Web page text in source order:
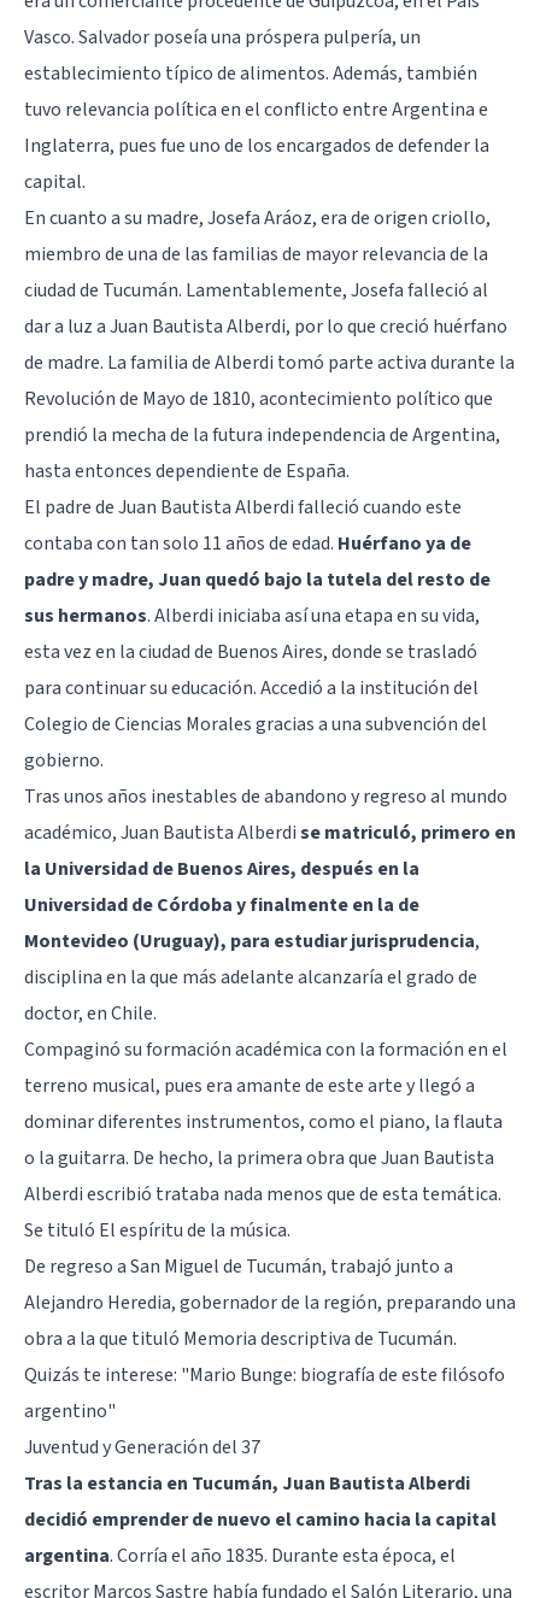
Vasco. Salvador poseía una próspera pulpería, un
establecimiento típico de alimentos. Además, también
tuvo relevancia política en el conflicto entre Argentina e
Inglaterra, pues fue uno de los encargados de defender la
capital.
En cuanto a su madre, Josefa Aráoz, era de origen criollo,
miembro de una de las familias de mayor relevancia de la
ciudad de Tucumán. Lamentablemente, Josefa falleció al
dar a luz a Juan Bautista Alberdi, por lo que creció huérfano
de madre. La familia de Alberdi tomó parte activa durante la
Revolución de Mayo de 1810, acontecimiento político que
prendió la mecha de la futura independencia de Argentina,
hasta entonces dependiente de España.
El padre de Juan Bautista Alberdi falleció cuando este
contaba con tan solo 11 años de edad. Huérfano ya de
padre y madre, Juan quedó bajo la tutela del resto de
sus hermanos. Alberdi iniciaba así una etapa en su vida,
esta vez en la ciudad de Buenos Aires, donde se trasladó
para continuar su educación. Accedió a la institución del
Colegio de Ciencias Morales gracias a una subvención del
gobierno.
Tras unos años inestables de abandono y regreso al mundo
académico, Juan Bautista Alberdise matriculó, primero en
la Universidad de Buenos Aires, después en la
Universidad de Córdoba y finalmente en la de
Montevideo (Uruguay), para estudiar jurisprudencia,
disciplina en la que más adelante alcanzaría el grado de
doctor, en Chile.
Compaginó su formación académica con la formación en el
terreno musical, pues era amante de este arte y llegó a
dominar diferentes instrumentos, como el piano, la flauta
o la guitarra. De hecho, la primera obra que Juan Bautista
Alberdi escribió trataba nada menos que de esta temática.
Se tituló El espíritu de la música.
De regreso a San Miguel de Tucumán, trabajó junto a
Alejandro Heredia, gobernador de la región, preparando una
obra a la que tituló Memoria descriptiva de Tucumán.
Quizás te interese: "Mario Bunge: biografía de este filósofo
argentino"
Juventud y Generación del 37
Tras la estancia en Tucumán, Juan Bautista Alberdi
decidió emprender de nuevo el camino hacia la capital
argentina. Corría el año 1835. Durante esta época, el
escritor Marcos Sastre había fundado el Salón Literario, una